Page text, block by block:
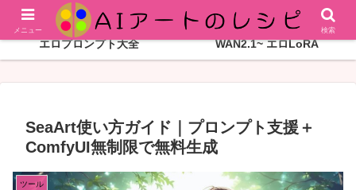
R18プロンプトやワークフローのレシピをお届け
エロプロンプト大全 WAN2.1~ エロLoRA
SeaArt使い方ガイド｜プロンプト支援＋
ComfyUI無制限で無料生成
ツール
メニュー 検索